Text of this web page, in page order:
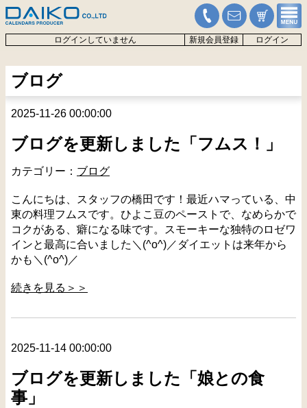
ログインしていません 新規会員登録 ログイン
ブログ
2025-11-26 00:00:00
ブログを更新しました「フムス！」
カテゴリー： ブログ
こんにちは、スタッフの橋田です！最近ハマっている、中
東の料理フムスです。ひよこ豆のペーストで、なめらかで
コクがある、癖になる味です。スモーキーな独特のロゼワ
インと最高に合いました＼(^o^)／ダイエットは来年から
かも＼(^o^)／
続きを見る＞＞
2025-11-14 00:00:00
ブログを更新しました「娘との食
事」